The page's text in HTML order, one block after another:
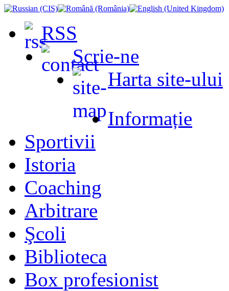
RSS
Scrie-ne
Harta site-ului
Informație
Sportivii
Istoria
Coaching
Arbitrare
Şcoli
Biblioteca
Box profesionist